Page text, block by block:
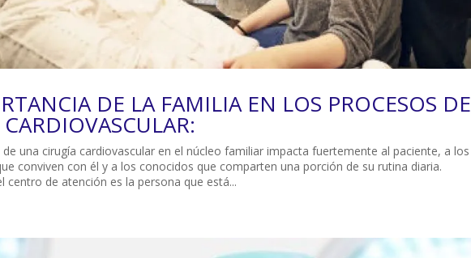
DE LA FAMILIA EN LOS PROCESOS DE
de una cirugía cardiovascular en el núcleo familiar impacta fuertemente al paciente, a los
conviven con él y a los conocidos que comparten una porción de su rutina diaria.
centro de atención es la persona que está...